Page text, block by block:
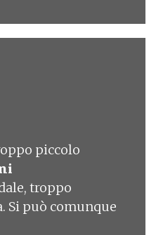
piccolo
troppo
Si può comunque